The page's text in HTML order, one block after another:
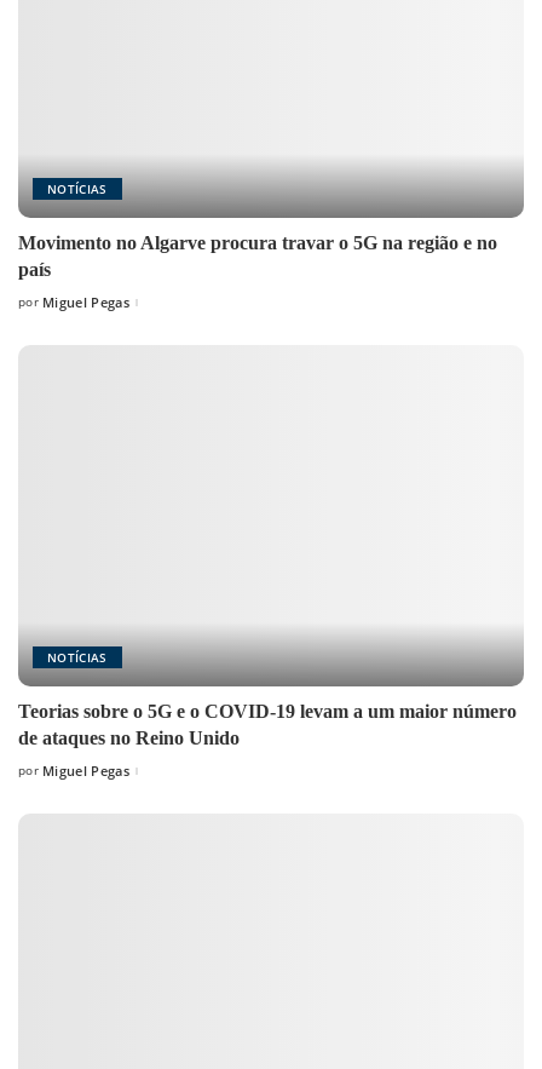
NOTÍCIAS
Movimento no Algarve procura travar o 5G na região e no
país
Posted
por Miguel Pegas
NOTÍCIAS
Teorias sobre o 5G e o COVID-19 levam a um maior número
de ataques no Reino Unido
Posted
por Miguel Pegas